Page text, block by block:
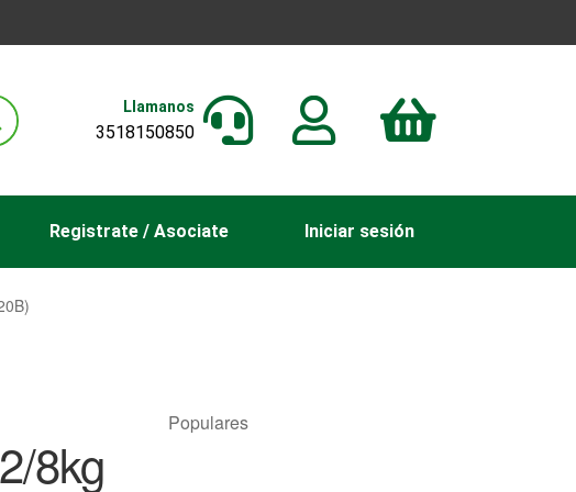
Llamanos
3518150850
Registrate / Asociate Iniciar sesión
8kg
Populares